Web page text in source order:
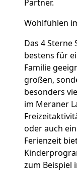
Partner.
Wohlfühlen
Das 4
bestens für
Familie
großen,
besonders
im Meraner
oder auch
Ferienzeit
zum Beispiel